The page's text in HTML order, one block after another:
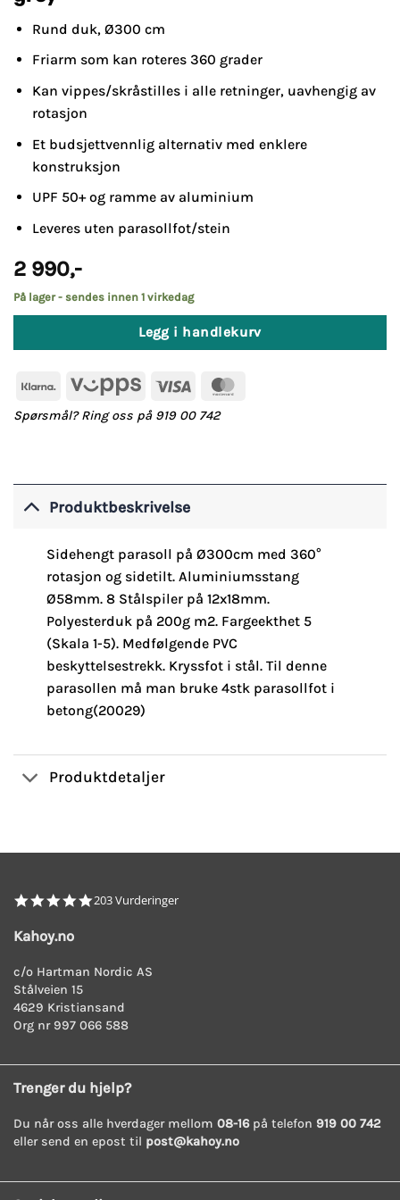
Rund duk, Ø300 cm
Friarm som kan roteres 360 grader
Kan vippes/skråstilles i alle retninger, uavhengig av
rotasjon
Et budsjettvennlig alternativ med enklere
konstruksjon
UPF 50+ og ramme av aluminium
Leveres uten parasollfot/stein
2 990,-
På lager - sendes innen 1 virkedag
Legg i handlekurv
Klarna Vipps Visa
Spørsmål? Ring oss på 919 00 742
Produktbeskrivelse
Sidehengt parasoll på Ø300cm med 360°
rotasjon og sidetilt. Aluminiumsstang
Ø58mm. 8 Stålspiler på 12x18mm.
Polyesterduk på 200g m2. Fargeekthet 5
(Skala 1-5). Medfølgende PVC
beskyttelsestrekk. Kryssfot i stål. Til denne
parasollen må man bruke 4stk parasollfot i
betong(20029)
Produktdetaljer
4.8
203 Vurderinger
Kahoy.no
c/o Hartman Nordic AS
Stålveien 15
4629 Kristiansand
Org nr 997 066 588
Trenger du hjelp?
Du når oss alle hverdager mellom 08-16på telefon 919 00 742
eller send en epost til post@kahoy.no